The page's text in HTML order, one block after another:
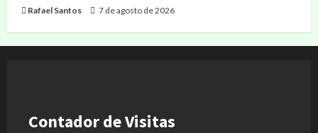
Rafael Santos 7 de agosto de 2026
Contador de Visitas